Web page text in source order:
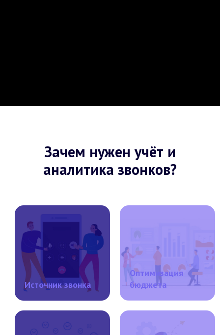
Зачем нужен учёт и
аналитика звонков?
Источник звонка
Оптимизация
бюджета